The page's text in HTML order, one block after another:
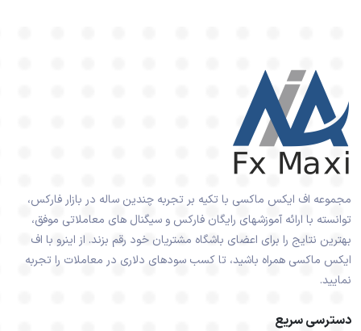
مجموعه اف ایکس ماکسی با تکیه بر تجربه چندین ساله در بازار فارکس،
توانسته با ارائه آموزشهای رایگان فارکس و سیگنال های معاملاتی موفق،
بهترین نتایج را برای اعضای باشگاه مشتریان خود رقم بزند. از اینرو با اف
ایکس ماکسی همراه باشید، تا کسب سودهای دلاری در معاملات را تجربه
نمایید.
دسترسی سریع